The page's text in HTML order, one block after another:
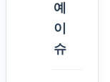
예
이
슈